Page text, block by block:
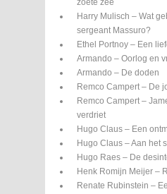
zoete zee
Harry Mulisch – Wat
sergeant Massuro?
Ethel Portnoy – Een
Armando – Oorlog en
Armando – De doden
Remco Campert – De
Remco Campert –
verdriet
Hugo Claus – Een
Hugo Claus – Aan het
Hugo Raes – De
Henk Romijn Meijer –
Renate Rubinstein –